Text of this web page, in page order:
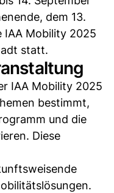
dem 13.
IAA Mobility 2025
statt.
IAA Mobility 2025
bestimmt,
und die
Diese